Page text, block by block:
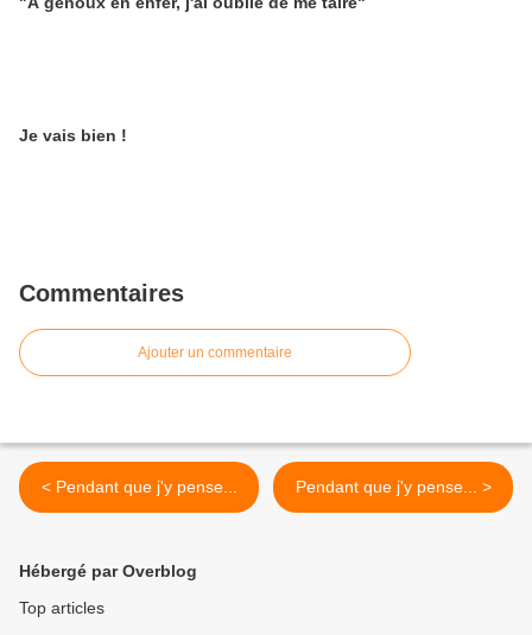
Je vais bien !
Commentaires
Ajouter un commentaire
< Pendant que j'y pense... Pendant que j'y pense... >
Hébergé par Overblog
Top articles